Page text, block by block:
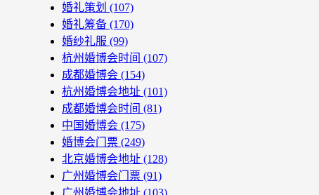
婚礼策划 (107)
婚礼筹备 (170)
婚纱礼服 (99)
杭州婚博会时间 (107)
成都婚博会 (154)
杭州婚博会地址 (101)
成都婚博会时间 (81)
中国婚博会 (175)
婚博会门票 (249)
北京婚博会地址 (128)
广州婚博会门票 (91)
广州婚博会地址 (103)